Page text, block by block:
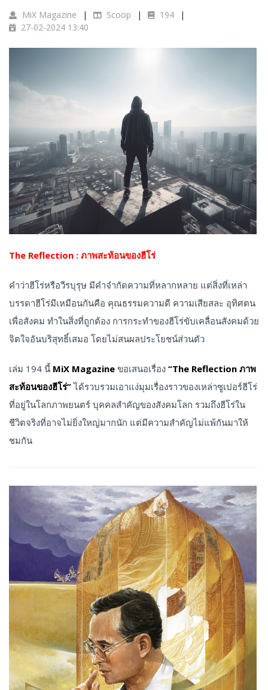
MiX Magazine Scoop
194
27-02-2024 13:40
The Reflection : ภาพสะท้อนของฮีโร่
คำว่าฮีโร่หรือวีรบุรุษ มีคำจำกัดความที่หลากหลาย แต่สิ่งที่เหล่า
บรรดาฮีโร่มีเหมือนกันคือ คุณธรรมความดี ความเสียสละ อุทิศตน
เพื่อสังคม ทำในสิ่งที่ถูกต้อง การกระทำของฮีโร่ขับเคลื่อนสังคมด้วย
จิตใจอันบริสุทธิ์เสมอ โดยไม่สนผลประโยชน์ส่วนตัว
เล่ม 194 นี้ MiX Magazine ขอเสนอเรื่อง “The Reflection ภาพ
สะท้อนของฮีโร่”ได้รวบรวมเอาแง่มุมเรื่องราวของเหล่าซูเปอร์ฮีโร่
ที่อยู่ในโลกภาพยนตร์ บุคคลสำคัญของสังคมโลก รวมถึงฮีโร่ใน
ชีวิตจริงที่อาจไม่ยิ่งใหญ่มากนัก แต่มีความสำคัญไม่แพ้กันมาให้
ชมกัน